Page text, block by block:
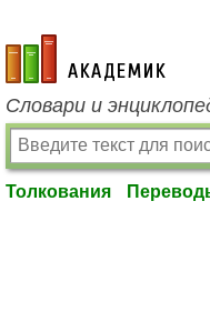
academic.ru
Словари и
Толкования